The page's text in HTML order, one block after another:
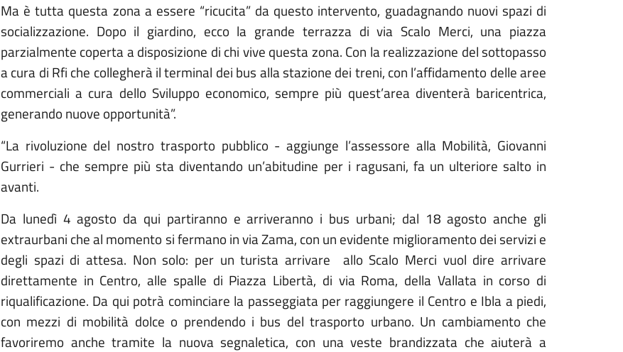
Ma è tutta questa zona a essere “ricucita” da questo intervento, guadagnando nuovi spazi di
socializzazione. Dopo il giardino, ecco la grande terrazza di via Scalo Merci, una piazza
parzialmente coperta a disposizione di chi vive questa zona. Con la realizzazione del sottopasso
a cura di Rfi che collegherà il terminal dei bus alla stazione dei treni, con l’affidamento delle aree
commerciali a cura dello Sviluppo economico, sempre più quest’area diventerà baricentrica,
generando nuove opportunità”.
“La rivoluzione del nostro trasporto pubblico - aggiunge l’assessore alla Mobilità, Giovanni
Gurrieri - che sempre più sta diventando un’abitudine per i ragusani, fa un ulteriore salto in
avanti.
Da lunedì 4 agosto da qui partiranno e arriveranno i bus urbani; dal 18 agosto anche gli
extraurbani che al momento si fermano in via Zama, con un evidente miglioramento dei servizi e
degli spazi di attesa. Non solo: per un turista arrivare
allo Scalo Merci vuol dire arrivare
direttamente in Centro, alle spalle di Piazza Libertà, di via Roma, della Vallata in corso di
riqualificazione. Da qui potrà cominciare la passeggiata per raggiungere il Centro e Ibla a piedi,
con mezzi di mobilità dolce o prendendo i bus del trasporto urbano. Un cambiamento che
favoriremo anche tramite la nuova segnaletica, con una veste brandizzata che aiuterà a